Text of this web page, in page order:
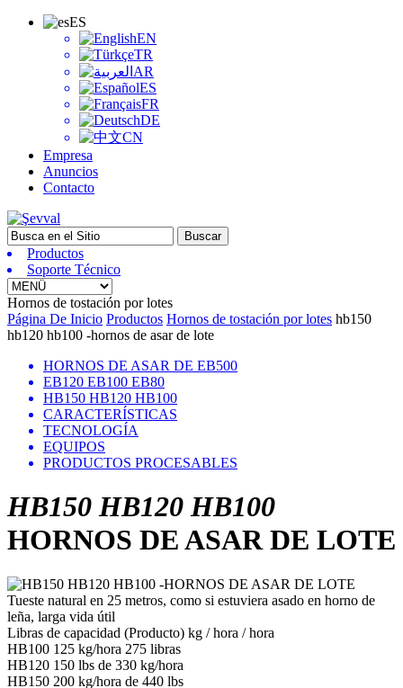
ES
EN
TR
AR
ES
FR
DE
CN
Empresa
Anuncios
Contacto
Productos
Soporte Técnico
Hornos de tostación por lotes
Página De Inicio Productos Hornos de tostación por lotes hb150
hb120 hb100 -hornos de asar de lote
HORNOS DE ASAR DE EB500
EB120 EB100 EB80
HB150 HB120 HB100
CARACTERÍSTICAS
TECNOLOGÍA
EQUIPOS
PRODUCTOS PROCESABLES
HB150 HB120 HB100
HORNOS DE ASAR DE LOTE
Tueste natural en 25 metros, como si estuviera asado en horno de
leña, larga vida útil
Libras de capacidad (Producto) kg / hora / hora
HB100 125 kg/hora 275 libras
HB120 150 lbs de 330 kg/hora
HB150 200 kg/hora de 440 lbs